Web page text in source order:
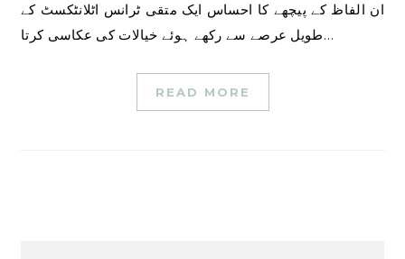
ان الفاظ کے پیچھے کا احساس ایک متقی ٹرانس اٹلانٹکسٹ کے
طویل عرصے سے رکھے ہوئے خیالات کی عکاسی کرتا…
READ MORE